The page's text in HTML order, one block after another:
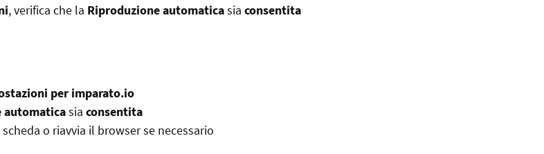
, verifica che la Riproduzione automaticasia consentita
per imparato.io
automaticasia consentita
o riavvia il browser se necessario